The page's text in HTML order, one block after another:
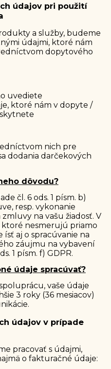
údajov pri použití
a služby, budeme
údajmi, ktoré nám
dopytového
uvediete
ktoré nám v dopyte /
nich pre
dodania darčekových
dôvodu?
čl. 6 ods. 1 písm. b)
resp. vykonanie
na vašu žiadosť. V
nesmerujú priamo
aj o spracúvanie na
záujmu na vybavení
1 písm. f) GDPR.
údaje spracúvať?
vaše údaje
3 roky (36 mesiacov)
údajov v prípade
pracovať s údajmi,
o fakturačné údaje: